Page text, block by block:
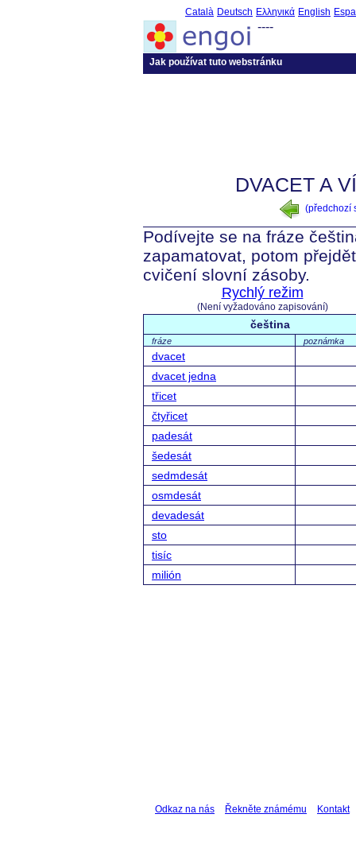
Català Deutsch Ελληνικά English
----
Jak používat tuto webstránku
DVACET A
(předchozí
Podívejte se na fráze
zapamatovat, potom
cvičení slovní zásoby.
Rychlý režim
(Není vyžadováno zapisování)
čeština
fráze poznámka
dvacet
dvacet jedna
třicet
čtyřicet
padesát
šedesát
sedmdesát
osmdesát
devadesát
sto
tisíc
milión
Odkaz na nás Řekněte známému Kontakt